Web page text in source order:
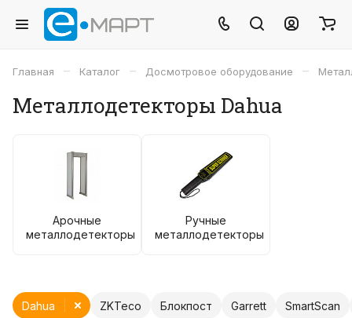
Главная – Каталог – Досмотровое оборудование –
Металлодетекторы Dahua
Арочные
металлодетекторы
Ручные
металлодетекторы
ZKTeco Блокпост Garrett SmartScan
Dahua